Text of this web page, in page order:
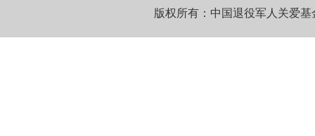
版权所有：中国退役军人关爱基